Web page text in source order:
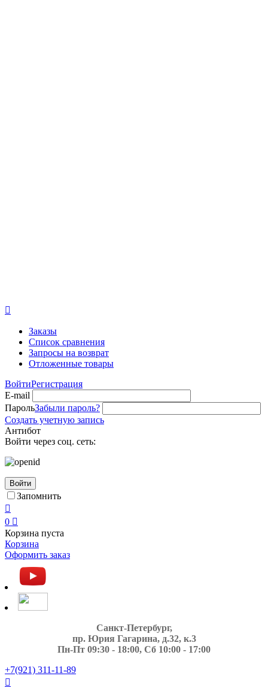

Заказы
Список сравнения
Запросы на возврат
Отложенные товары
ВойтиРегистрация
E-mail
ПарольЗабыли пароль?
Создать учетную запись
Антибот
Войти через соц. сеть:
Войти
Запомнить

0 
Корзина пуста
Корзина
Оформить заказ
Санкт-Петербург,
пр. Юрия Гагарина, д.32, к.3
Пн-Пт 09:30 - 18:00, Сб 10:00 - 17:00
+7(921) 311-11-89
